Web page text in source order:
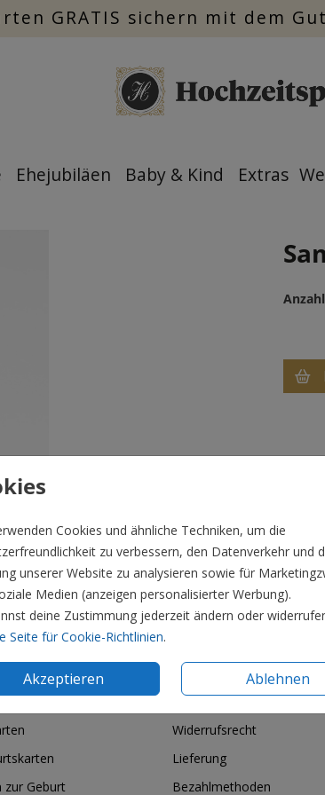
GRATIS sichern mit dem
Ehejubiläen Baby & Kind Extras
Cookies und ähnliche Techniken, um die
zu verbessern, den Datenverkehr und
unserer Website zu analysieren sowie für
Medien (anzeigen personalisierter Werbung).
deine Zustimmung jederzeit ändern oder
Seite für Cookie-Richtlinien.
Akzeptieren Ablehnen
Anzahl
zur Geburt
Informationen
Widerrufsrecht
Lieferung
Bezahlmethoden